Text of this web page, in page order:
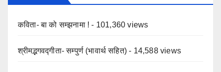
कविता- बा को सम्झनामा ! - 101,360 views
श्रीमद्भगवद्गीता- सम्पुर्ण (भावार्थ सहित) - 14,588 views